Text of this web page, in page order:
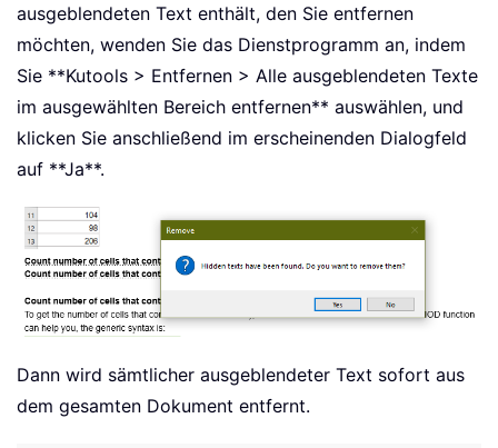
ausgeblendeten Text enthält, den Sie entfernen
möchten, wenden Sie das Dienstprogramm an, indem
Sie **Kutools > Entfernen > Alle ausgeblendeten Texte
im ausgewählten Bereich entfernen** auswählen, und
klicken Sie anschließend im erscheinenden Dialogfeld
auf **Ja**.
Dann wird sämtlicher ausgeblendeter Text sofort aus
dem gesamten Dokument entfernt.